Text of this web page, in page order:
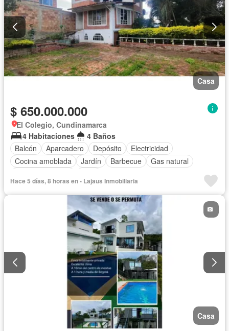
Casa
$ 650.000.000
El Colegio, Cundinamarca
4 Habitaciones
4 Baños
Balcón
Aparcadero Depósito
Electricidad
Cocina amoblada
Jardín Barbecue
Gas natural
Hace 5 días, 8 horas en - Lajaus Inmobiliaria
Casa